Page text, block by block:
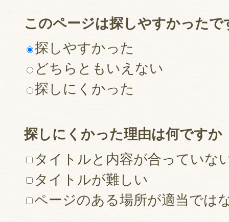
このページは探しやすかったで
探しやすかった
どちらともいえない
探しにくかった
探しにくかった理由は何ですか
タイトルと内容が合っていな
タイトルが難しい
ページのある場所が適当では